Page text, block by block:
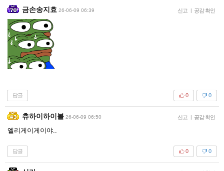
금손송지효 26-06-09 06:39 신고 | 공감 확인
답글 0
0
츄하이하이볼 26-06-09 06:50 신고 | 공감 확인
엘리게이게이야..
답글 0
0